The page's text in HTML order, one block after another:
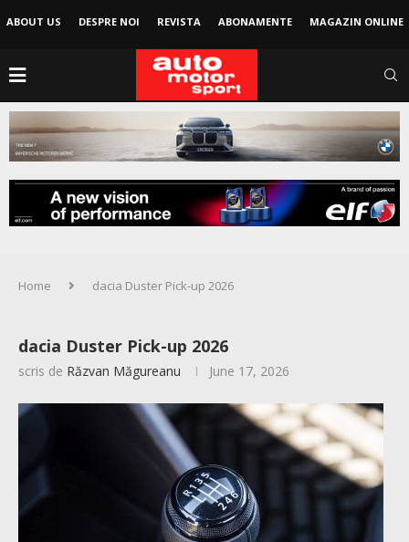
ABOUT US DESPRE NOI REVISTA ABONAMENTE MAGAZIN ONLINE
Home dacia Duster Pick-up 2026
dacia Duster Pick-up 2026
scris de Răzvan Măgureanu June 17, 2026